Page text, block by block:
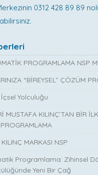
0312 428 89 89
PROGRAMLAMA NSP
“BİREYSEL” ÇÖZÜM
Yolculuğu
MUSTAFA KILINÇ’TAN BİR
MARKASI NSP
Programlama: Zihinsel
Yeni Bir Çağ